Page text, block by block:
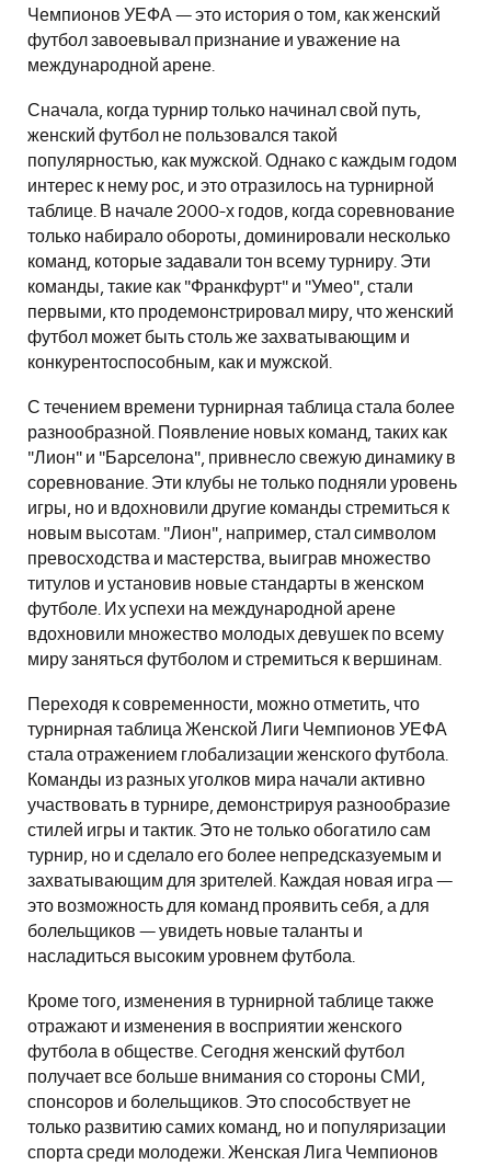
Чемпионов УЕФА — это история о том, как женский
футбол завоевывал признание и уважение на
международной арене.
Сначала, когда турнир только начинал свой путь,
женский футбол не пользовался такой
популярностью, как мужской. Однако с каждым годом
интерес к нему рос, и это отразилось на турнирной
таблице. В начале 2000-х годов, когда соревнование
только набирало обороты, доминировали несколько
команд, которые задавали тон всему турниру. Эти
команды, такие как "Франкфурт" и "Умео", стали
первыми, кто продемонстрировал миру, что женский
футбол может быть столь же захватывающим и
конкурентоспособным, как и мужской.
С течением времени турнирная таблица стала более
разнообразной. Появление новых команд, таких как
"Лион" и "Барселона", привнесло свежую динамику в
соревнование. Эти клубы не только подняли уровень
игры, но и вдохновили другие команды стремиться к
новым высотам. "Лион", например, стал символом
превосходства и мастерства, выиграв множество
титулов и установив новые стандарты в женском
футболе. Их успехи на международной арене
вдохновили множество молодых девушек по всему
миру заняться футболом и стремиться к вершинам.
Переходя к современности, можно отметить, что
турнирная таблица Женской Лиги Чемпионов УЕФА
стала отражением глобализации женского футбола.
Команды из разных уголков мира начали активно
участвовать в турнире, демонстрируя разнообразие
стилей игры и тактик. Это не только обогатило сам
турнир, но и сделало его более непредсказуемым и
захватывающим для зрителей. Каждая новая игра —
это возможность для команд проявить себя, а для
болельщиков — увидеть новые таланты и
насладиться высоким уровнем футбола.
Кроме того, изменения в турнирной таблице также
отражают и изменения в восприятии женского
футбола в обществе. Сегодня женский футбол
получает все больше внимания со стороны СМИ,
спонсоров и болельщиков. Это способствует не
только развитию самих команд, но и популяризации
спорта среди молодежи. Женская Лига Чемпионов